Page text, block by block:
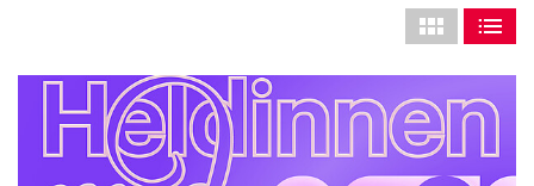
Layout
des
Grids
anpassen
ALS GRIDALS